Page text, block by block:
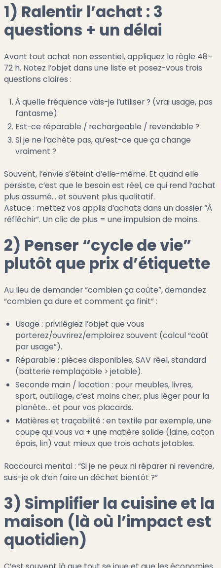
1) Ralentir l’achat : 3
questions + un délai
Avant tout achat non essentiel, appliquez la règle 48–
72 h. Notez l’objet dans une liste et posez-vous trois
questions claires :
À quelle fréquence vais-je l’utiliser ? (vrai usage, pas
fantasme)
Est-ce réparable / rechargeable / revendable ?
Si je ne l’achète pas, qu’est-ce que ça change
vraiment ?
Souvent, l’envie s’éteint d’elle-même. Et quand elle
persiste, c’est que le besoin est réel, ce qui rend l’achat
plus assumé… et souvent plus qualitatif.
Astuce : mettez vos applis d’achats dans un dossier “À
réfléchir”. Un clic de plus = une impulsion de moins.
2) Penser “cycle de vie”
plutôt que prix d’étiquette
Au lieu de demander “combien ça coûte”, demandez
“combien ça dure et comment ça finit” :
Usage : privilégiez l’objet que vous
porterez/ouvrirez/emploirez souvent (calcul “coût
par usage”).
Réparable : pièces disponibles, SAV réel, standard
(batterie remplaçable > jetable).
Seconde main / location : pour meubles, livres,
sport, outillage, c’est moins cher, plus léger pour la
planète… et pour vos placards.
Matières et traçabilité : en textile par exemple, une
coupe qui vous va + une matière solide (laine, coton
épais, lin) vaut mieux que trois achats jetables.
Raccourci mental : “Si je ne peux ni réparer ni revendre,
suis-je ok d’en faire un déchet bientôt ?”
3) Simplifier la cuisine et la
maison (là où l’impact est
quotidien)